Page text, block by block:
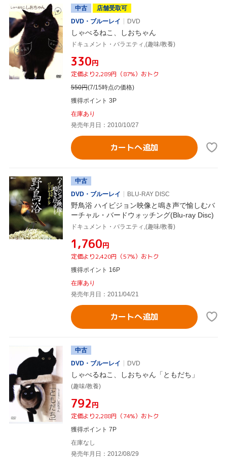
中古
店舗受取可
DVD・ブルーレイ
DVD
しゃべるねこ、しおちゃん
ドキュメント・バラエティ,(趣味/教養)
¥330円
定価より2,289円（87%）おトク
550円(7/15時点の価格)
獲得ポイント 3P
在庫あり
発売年月日：2010/10/27
カートへ追加
中古
DVD・ブルーレイ
BLU-RAY DISC
野鳥浴 ハイビジョン映像と鳴き声で愉しむバ
ーチャル・バードウォッチング(Blu-ray Disc)
ドキュメント・バラエティ,(趣味/教養)
¥1,760円
定価より2,420円（57%）おトク
獲得ポイント 16P
在庫あり
発売年月日：2011/04/21
カートへ追加
中古
DVD・ブルーレイ
DVD
しゃべるねこ、しおちゃん「ともだち」
(趣味/教養)
¥792円
定価より2,288円（74%）おトク
獲得ポイント 7P
在庫なし
発売年月日：2012/08/29